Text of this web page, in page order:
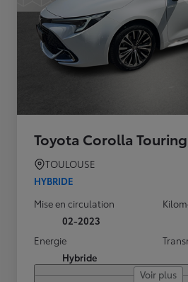
Toyota Corolla
TOULOUSE
HYBRIDE
Mise en circulation
02-2023
Energie
Hybride
Voir plus